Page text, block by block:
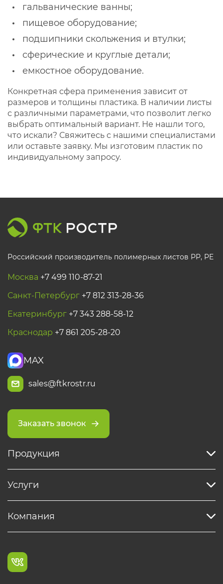
гальванические ванны;
пищевое оборудование;
подшипники скольжения и втулки;
сферические и круглые детали;
емкостное оборудование.
Конкретная сфера применения зависит от
размеров и толщины пластика. В наличии листы
с различными параметрами, что позволит легко
выбрать оптимальный вариант. Не нашли того,
что искали? Свяжитесь с нашими специалистами
или оставьте заявку. Мы изготовим пластик по
индивидуальному запросу.
Российский производитель полимерных листов РР, PE
Москва +7 499 110-87-21
Санкт-Петербург +7 812 313-28-36
Екатеринбург +7 343 288-58-12
Краснодар +7 861 205-28-20
MAX
sales@ftkrostr.ru
Заказать звонок
Продукция
Услуги
Компания